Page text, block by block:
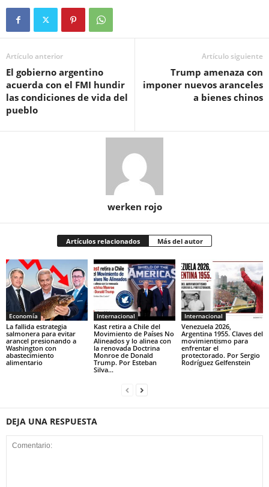
Artículo anterior
El gobierno argentino
acuerda con el FMI hundir
las condiciones de vida del
pueblo
Artículo siguiente
Trump amenaza con
imponer nuevos aranceles
a bienes chinos
werken rojo
Artículos relacionados Más del autor
Economía
La fallida estrategia
salmonera para evitar
arancel presionando a
Washington con
abastecimiento
alimentario
Internacional
Kast retira a Chile del
Movimiento de Países No
Alineados y lo alinea con
la renovada Doctrina
Monroe de Donald
Trump. Por Esteban
Silva...
Internacional
Venezuela 2026,
Argentina 1955. Claves del
movimientismo para
enfrentar el
protectorado. Por Sergio
Rodríguez Gelfenstein
DEJA UNA RESPUESTA